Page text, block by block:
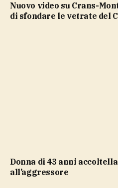
Nuovo video su Crans-Montana, i ragazzi cercano
di sfondare le vetrate del
Donna di 43 anni accoltellata a Crema, è caccia
all’aggressore